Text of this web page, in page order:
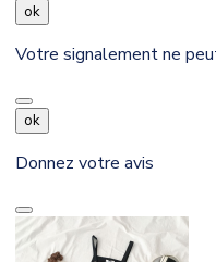
ok
Votre signalement ne
ok
Donnez votre avis